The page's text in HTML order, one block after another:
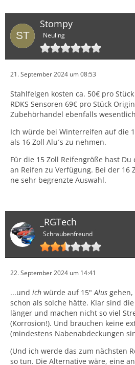
Stompy
Neuling
21. September 2024 um 08:53
Stahlfelgen kosten ca. 50€ pro
RDKS Sensoren 69€ pro Stück
Zubehörhandel ebenfalls
Ich würde bei Winterreifen auf die
als 16 Zoll Alu´s zu nehmen.
Für die 15 Zoll Reifengröße hast
an Reifen zu Verfügung. Bei der 16
ne sehr begrenzte Auswahl.
_RGTech
Schraubenfreund
22. September 2024 um 14:41
...und ich würde auf 15"Alus
schon als solche hätte. Klar sind
länger und machen nicht so viel
(Korrosion!). Und brauchen keine
(mindestens Nabenabdeckungen
(Und ich werde das zum nächsten
so tun. Die Alternative wäre, eine